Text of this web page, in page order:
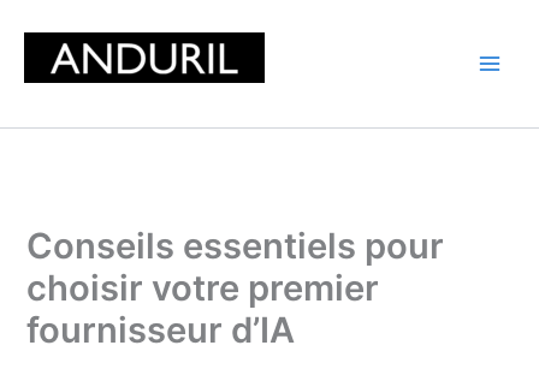
content
Conseils essentiels pour
choisir votre premier
fournisseur d’IA